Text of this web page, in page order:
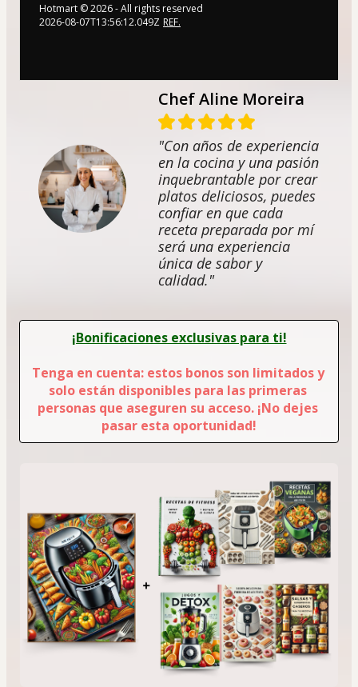
Hotmart ©2026- All rights reserved
2026-08-07T13:56:12.049Z REF.
Chef Aline Moreira
"Con años de experiencia
en la cocina y una pasión
inquebrantable por crear
platos deliciosos, puedes
confiar en que cada
receta preparada por mí
será una experiencia
única de sabor y
calidad."
¡Bonificaciones exclusivas para ti!
Tenga en cuenta: estos bonos son limitados y
solo están disponibles para las primeras
personas que aseguren su acceso. ¡No dejes
pasar esta oportunidad!